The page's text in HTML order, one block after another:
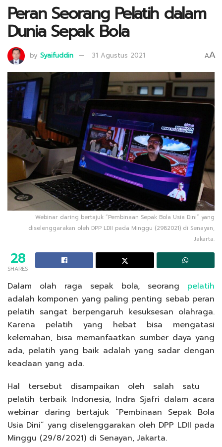
Peran Seorang Pelatih dalam
Dunia Sepak Bola
by Syaifuddin 31 Agustus 2021 AA
Webinar daring bertajuk “Pembinaan Sepak Bola Usia Dini” yang
diselenggarakan oleh DPP LDII pada Minggu (2982021) di Senayan,
Jakarta.
28
SHARES
Dalam olah raga sepak bola, seorang pelatih
adalah komponen yang paling penting sebab peran
pelatih sangat berpengaruh kesuksesan olahraga.
Karena pelatih yang hebat bisa mengatasi
kelemahan, bisa memanfaatkan sumber daya yang
ada, pelatih yang baik adalah yang sadar dengan
keadaan yang ada.
Hal tersebut disampaikan oleh salah satu
pelatih terbaik Indonesia, Indra Sjafri dalam acara
webinar daring bertajuk “Pembinaan Sepak Bola
Usia Dini” yang diselenggarakan oleh DPP LDII pada
Minggu (29/8/2021) di Senayan, Jakarta.